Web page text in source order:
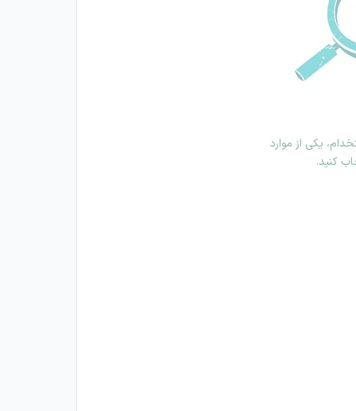
یکی از موارد
کنید.